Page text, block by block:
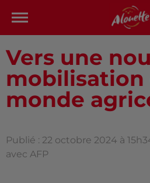
Vers une
mobilisation
monde
Publié : 22 octobre 2024 à
avec AFP